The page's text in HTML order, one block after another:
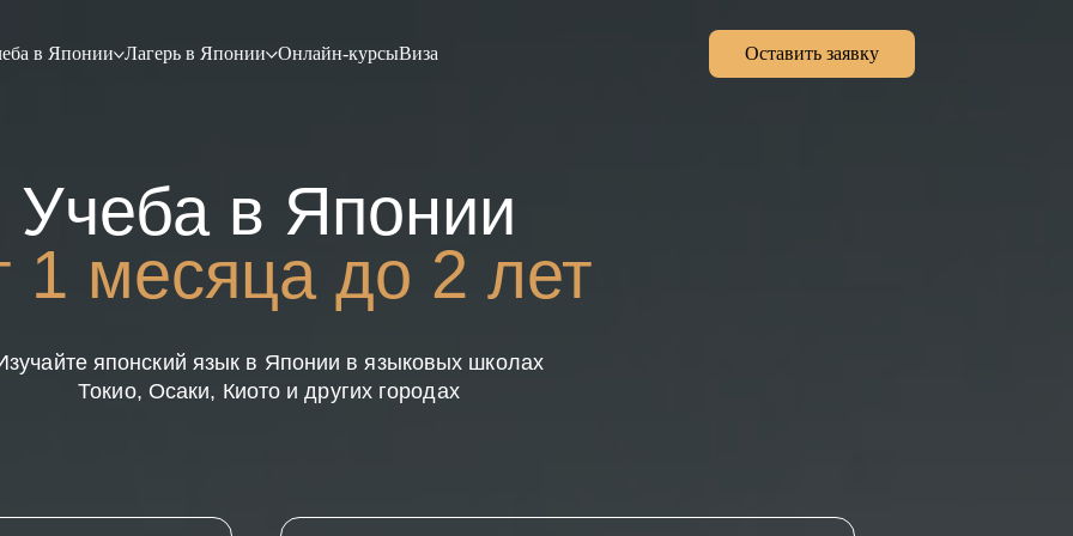
в Японии Лагерь в Японии Онлайн-курсыВиза Оставить заявку
Учеба в Японии
1 месяца до 2 лет
японский язык в Японии в языковых школах
Токио, Осаки, Киото и других городах